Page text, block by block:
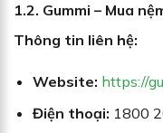
1.2. Gummi – Mua
Thông tin liên hệ:
Website: https://
Điện thoại: 1800